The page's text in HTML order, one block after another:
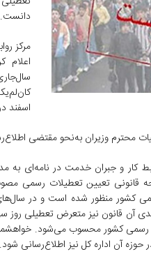
دانست.
مرکز
اعلام
اسفند
محترم وزیران به‌نحو مقتضی
آن قانون نیز متعرض تعطیلی روز
رسمی کشور محسوب می‌شود.
حوزه آن اداره کل نیز اطلاع‌رسانی